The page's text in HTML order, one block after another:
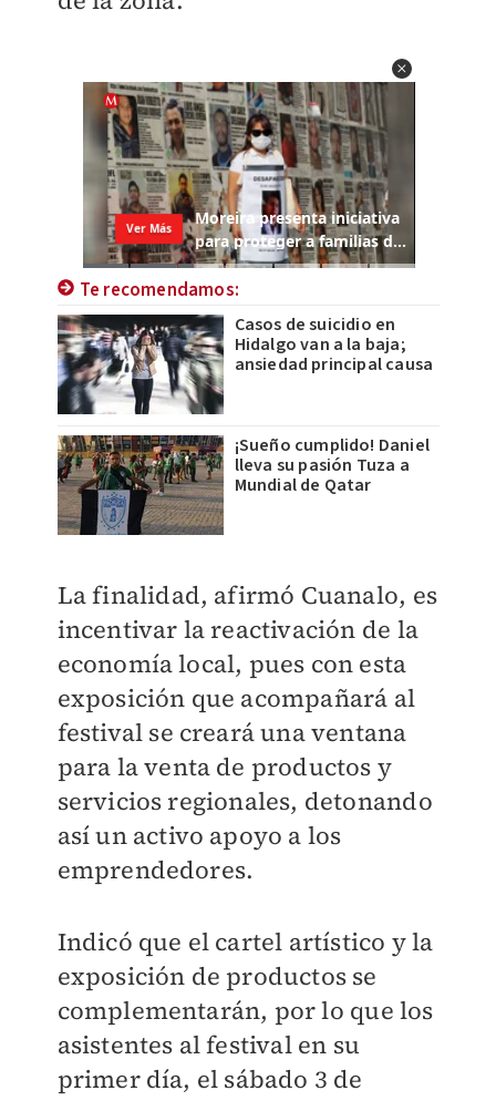
Te recomendamos:
Casos de suicidio en
Hidalgo van a la baja;
ansiedad principal causa
¡Sueño cumplido! Daniel
lleva su pasión Tuza a
Mundial de Qatar
La finalidad, afirmó Cuanalo, es
incentivar la reactivación de la
economía local, pues con esta
exposición que acompañará al
festival se creará una ventana
para la venta de productos y
servicios regionales, detonando
así un activo apoyo a los
emprendedores.
Indicó que el cartel artístico y la
exposición de productos se
complementarán, por lo que los
asistentes al festival en su
primer día, el sábado 3 de